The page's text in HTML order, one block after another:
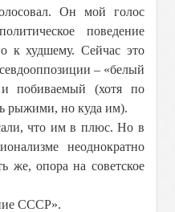
Он мой голос
поведение
к худшему. Сейчас это
– «белый
побиваемый (хотя по
рыжими, но куда им).
что им в плюс. Но в
неоднократно
же, опора на советское
СССР».